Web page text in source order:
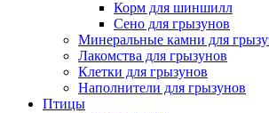
Корм для шиншилл
Сено для грызунов
Минеральные камни для
Лакомства для грызунов
Клетки для грызунов
Наполнители для грызунов
Птицы